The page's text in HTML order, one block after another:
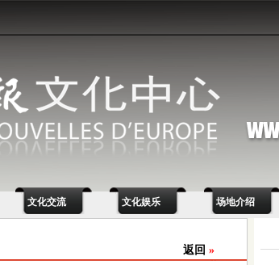
文化交流 文化娱乐 场地介绍
返回 »